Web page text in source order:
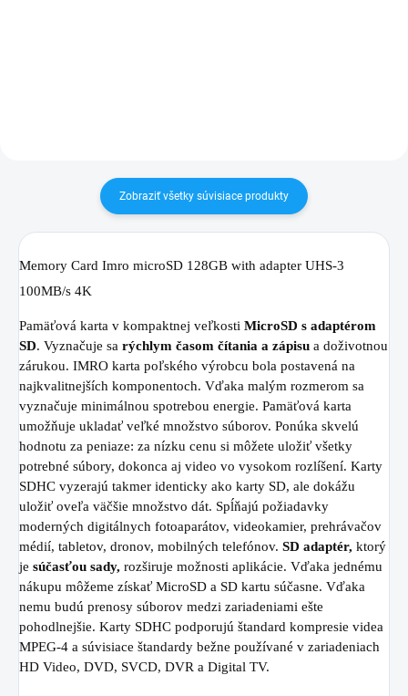
Zobraziť všetky súvisiace produkty
Memory Card Imro microSD 128GB with adapter UHS-3
100MB/s 4K
Pamäťová karta v kompaktnej veľkosti MicroSD s adaptérom
SD. Vyznačuje sa rýchlym časom čítania a zápisu a doživotnou
zárukou. IMRO karta poľského výrobcu bola postavená na
najkvalitnejších komponentoch. Vďaka malým rozmerom sa
vyznačuje minimálnou spotrebou energie. Pamäťová karta
umožňuje ukladať veľké množstvo súborov. Ponúka skvelú
hodnotu za peniaze: za nízku cenu si môžete uložiť všetky
potrebné súbory, dokonca aj video vo vysokom rozlíšení. Karty
SDHC vyzerajú takmer identicky ako karty SD, ale dokážu
uložiť oveľa väčšie množstvo dát. Spĺňajú požiadavky
moderných digitálnych fotoaparátov, videokamier, prehrávačov
médií, tabletov, dronov, mobilných telefónov. SD adaptér, ktorý
je súčasťou sady, rozširuje možnosti aplikácie. Vďaka jednému
nákupu môžeme získať MicroSD a SD kartu súčasne. Vďaka
nemu budú prenosy súborov medzi zariadeniami ešte
pohodlnejšie. Karty SDHC podporujú štandard kompresie videa
MPEG-4 a súvisiace štandardy bežne používané v zariadeniach
HD Video, DVD, SVCD, DVR a Digital TV.